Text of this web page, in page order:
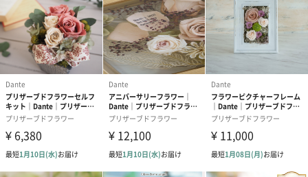
「Dante（ダンテ）」はプリザーブドフラワーと花びらに好きな
メッセージ・写真をプリント出来るオリジナル商品を展開してい
るブランドです。
色彩が人間の心や身体に与える影響を研究したものを色彩心理と
言います。フラワーを大事な人へ送る、会議室に飾ることによっ
「Dante」はそんなフラワーを手軽に長持ちできるプリザーブド
#80代 #90代